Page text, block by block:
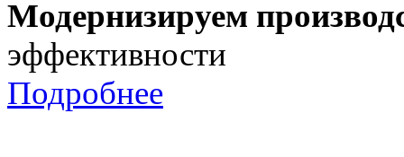
Модернизируем
эффективности
Подробнее